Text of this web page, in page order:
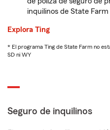
inquilinos de State Farm
Explora Ting
* El programa Ting de State Farm no
SD ni WY
Seguro de inquilinos